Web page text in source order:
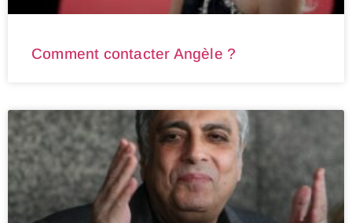
Comment contacter Angèle ?